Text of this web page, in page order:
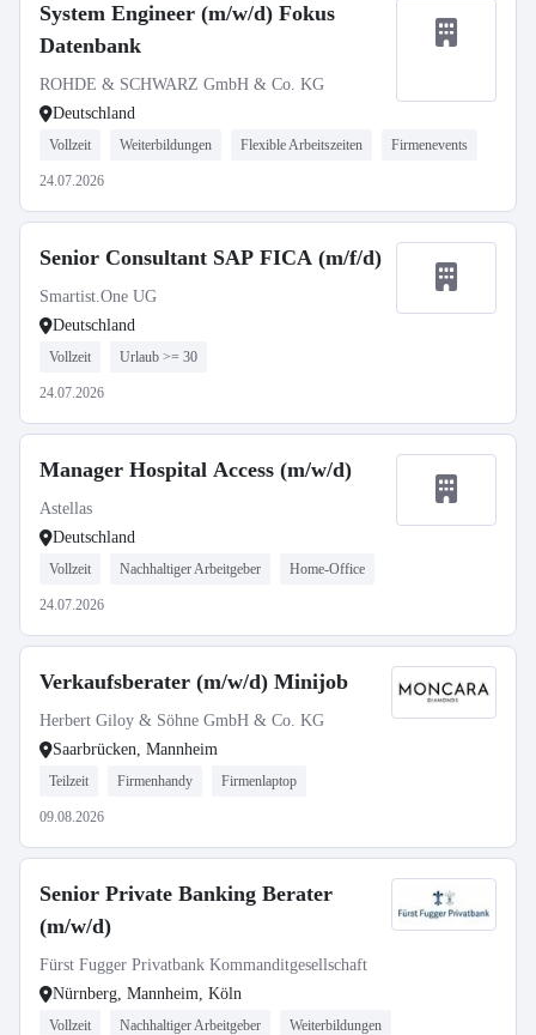
System Engineer (m/w/d) Fokus
Datenbank
ROHDE & SCHWARZ GmbH & Co. KG
Deutschland
Vollzeit Weiterbildungen Flexible Arbeitszeiten Firmenevents
24.07.2026
Senior Consultant SAP FICA (m/f/d)
Smartist.One UG
Deutschland
Vollzeit Urlaub >= 30
24.07.2026
Manager Hospital Access (m/w/d)
Astellas
Deutschland
Vollzeit Nachhaltiger Arbeitgeber Home-Office
24.07.2026
Verkaufsberater (m/w/d) Minijob
Herbert Giloy & Söhne GmbH & Co. KG
Saarbrücken, Mannheim
Teilzeit Firmenhandy Firmenlaptop
09.08.2026
Senior Private Banking Berater
(m/w/d)
Fürst Fugger Privatbank Kommanditgesellschaft
Nürnberg, Mannheim, Köln
Vollzeit Nachhaltiger Arbeitgeber Weiterbildungen